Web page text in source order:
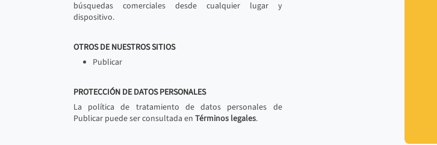
búsquedas comerciales desde cualquier lugar y
dispositivo.
OTROS DE NUESTROS SITIOS
Publicar
PROTECCIÓN DE DATOS PERSONALES
La política de tratamiento de datos personales de
Publicar puede ser consultada en Términos legales.